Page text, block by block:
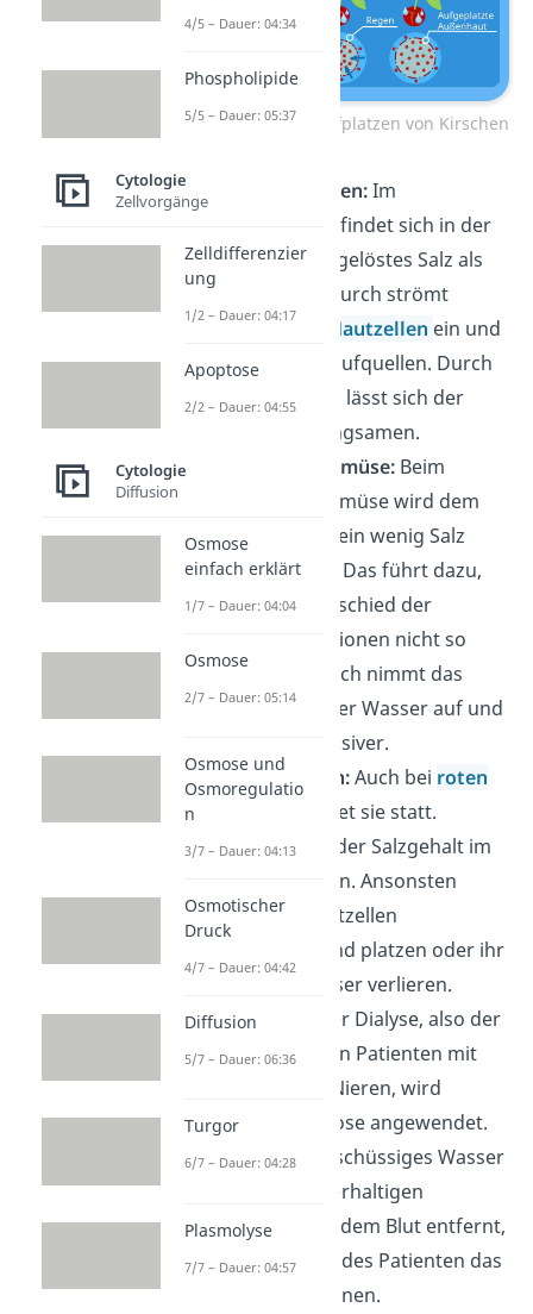
Osmose-Beispiel: Aufplatzen von Kirschen
Haut beim Baden:Im
Badewasser befindet sich in der
Regel weniger gelöstes Salz als
im Körper. Dadurch strömt
Wasser in die
Hautzellen ein und
lässt die Haut aufquellen. Durch
etwas Badesalz lässt sich der
Vorgang verlangsamen.
Kochen von Gemüse: Beim
Kochen von Gemüse wird dem
Wasser häufig ein wenig Salz
hinzugegeben. Das führt dazu,
dass der Unterschied der
Salzkonzentrationen nicht so
groß ist. Dadurch nimmt das
Gemüse weniger Wasser auf und
schmeckt intensiver.
Rote Blutzellen:Auch bei roten
findet sie statt.
Deshalb muss der Salzgehalt im
Körper stimmen. Ansonsten
können die Blutzellen
anschwellen und platzen oder ihr
gesamtes Wasser verlieren.
Medizin:
Bei der Dialyse, also der
Behandlung von Patienten mit
geschädigten Nieren, wird
ebenfalls Osmose angewendet.
Hier wird überschüssiges Wasser
mit einer zuckerhaltigen
Flüssigkeit aus dem Blut entfernt,
weil die Nieren des Patienten das
nicht mehr können.
4/5 – Dauer: 04:34
Phospholipide
5/5 – Dauer: 05:37
Cytologie
Zellvorgänge
Zelldifferenzier
ung
1/2 – Dauer: 04:17
Apoptose
2/2 – Dauer: 04:55
Cytologie
Diffusion
Osmose
einfach erklärt
1/7 – Dauer: 04:04
Osmose
2/7 – Dauer: 05:14
Osmose und
Osmoregulatio
n
3/7 – Dauer: 04:13
Osmotischer
Druck
4/7 – Dauer: 04:42
Diffusion
5/7 – Dauer: 06:36
Turgor
6/7 – Dauer: 04:28
Plasmolyse
7/7 – Dauer: 04:57